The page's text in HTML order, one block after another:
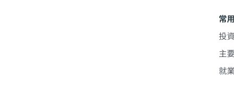
常
投
主
就